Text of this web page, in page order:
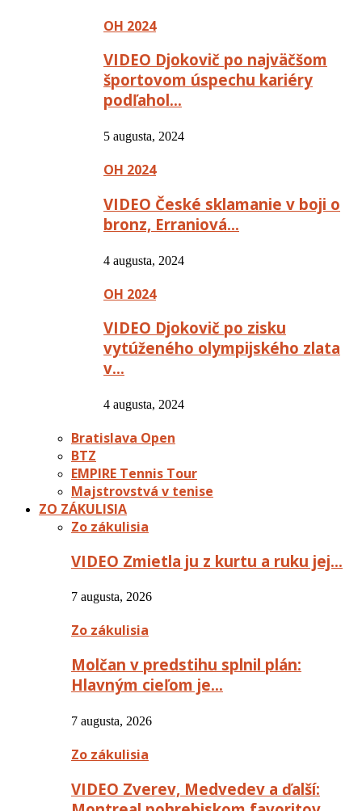
OH 2024
VIDEO Djokovič po najväčšom
športovom úspechu kariéry
podľahol…
5 augusta, 2024
OH 2024
VIDEO České sklamanie v boji o
bronz, Erraniová…
4 augusta, 2024
OH 2024
VIDEO Djokovič po zisku
vytúženého olympijského zlata
v…
4 augusta, 2024
Bratislava Open
BTZ
EMPIRE Tennis Tour
Majstrovstvá v tenise
ZO ZÁKULISIA
Zo zákulisia
VIDEO Zmietla ju z kurtu a ruku jej…
7 augusta, 2026
Zo zákulisia
Molčan v predstihu splnil plán:
Hlavným cieľom je…
7 augusta, 2026
Zo zákulisia
VIDEO Zverev, Medvedev a ďalší: